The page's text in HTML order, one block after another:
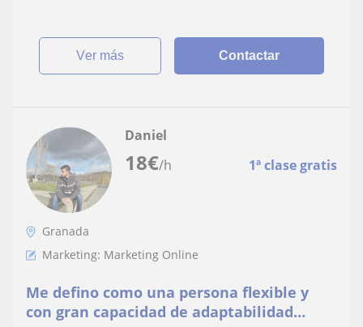
ver más Contactar
18€/h 1ª clase gratis
Daniel
Granada
Marketing: Marketing Online
Me defino como una persona flexible y
con gran capacidad de adaptabilidad